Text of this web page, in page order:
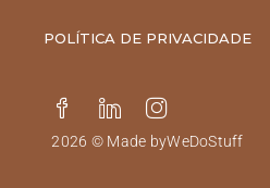
POLÍTICA DE PRIVACIDADE
2026 © Made byWeDoStuff